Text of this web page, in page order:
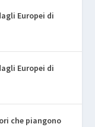
Europei di
Europei di
che piangono